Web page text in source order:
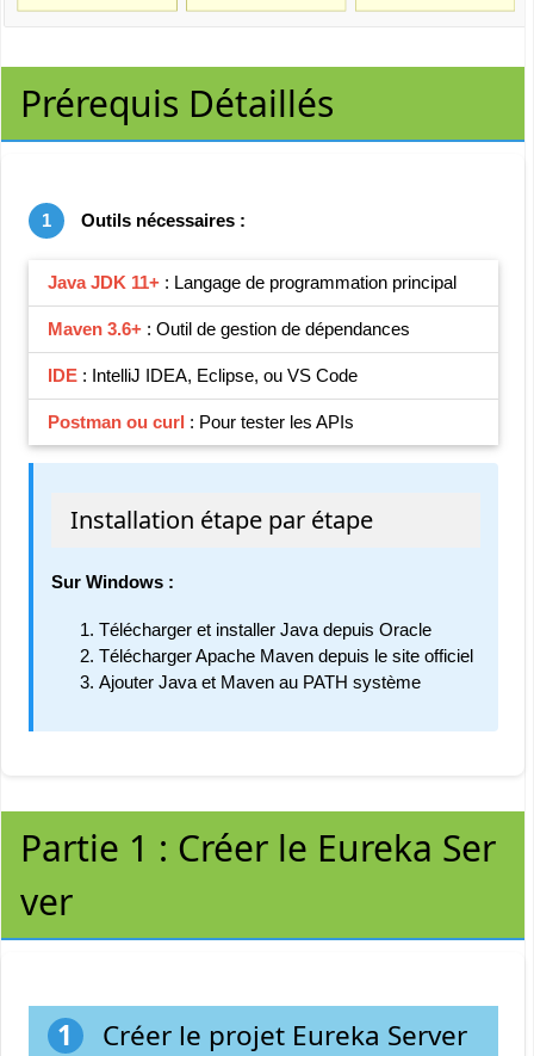
Prérequis Détaillés
1 Outils nécessaires :
Java JDK 11+: Langage de programmation principal
Maven 3.6+: Outil de gestion de dépendances
IDE: IntelliJ IDEA, Eclipse, ou VS Code
Postman ou curl : Pour tester les APIs
Installation étape par étape
Sur Windows :
Télécharger et installer Java depuis Oracle
Télécharger Apache Maven depuis le site officiel
Ajouter Java et Maven au PATH système
Partie 1 : Créer le Eureka Ser
ver
1 Créer le projet Eureka Server